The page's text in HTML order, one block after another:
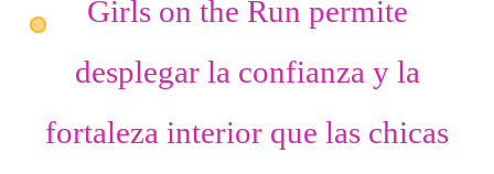
Girls on the Run permite
desplegar la confianza y la
fortaleza interior que las chicas